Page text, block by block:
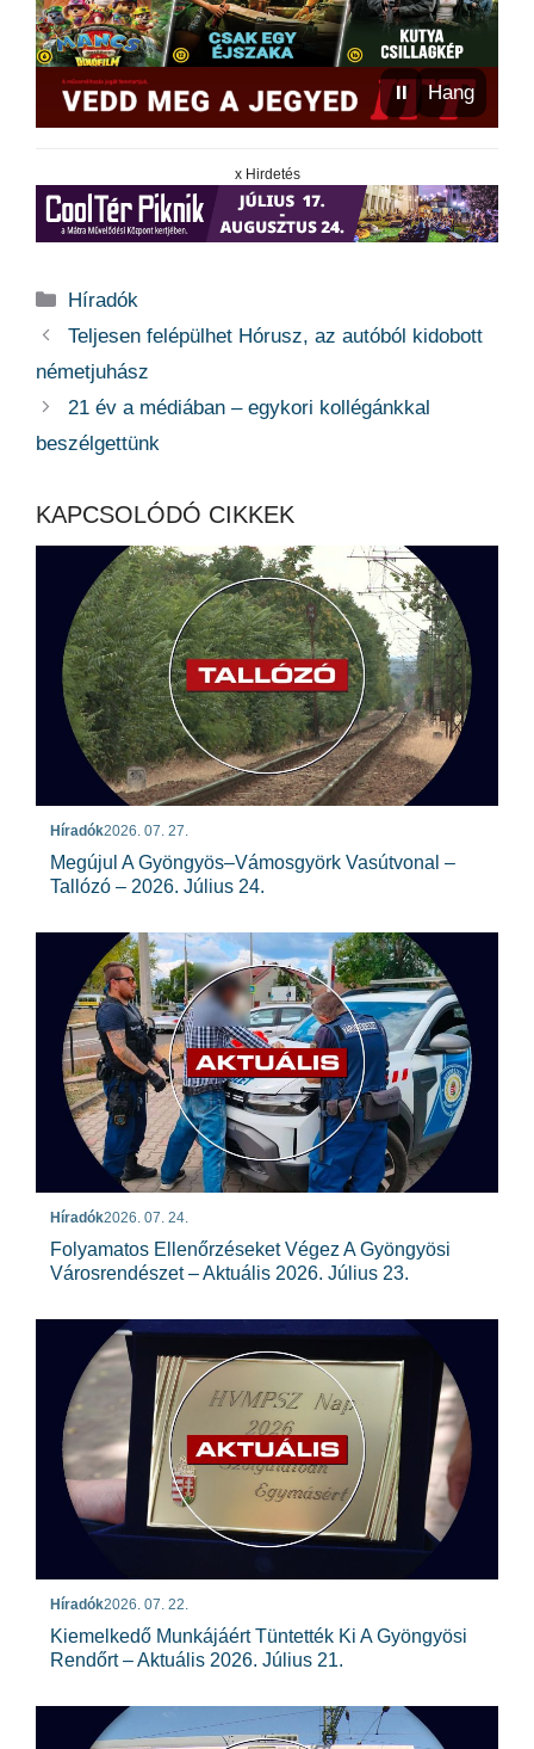
⏸ Hang
x Hirdetés
Kategória
Híradók
Teljesen felépülhet Hórusz, az autóból kidobott
németjuhász
21 év a médiában – egykori kollégánkkal
beszélgettünk
KAPCSOLÓDÓ CIKKEK
Híradók2026. 07. 27.
Megújul A Gyöngyös–Vámosgyörk Vasútvonal –
Tallózó – 2026. Július 24.
Híradók2026. 07. 24.
Folyamatos Ellenőrzéseket Végez A Gyöngyösi
Városrendészet – Aktuális 2026. Július 23.
Híradók2026. 07. 22.
Kiemelkedő Munkájáért Tüntették Ki A Gyöngyösi
Rendőrt – Aktuális 2026. Július 21.